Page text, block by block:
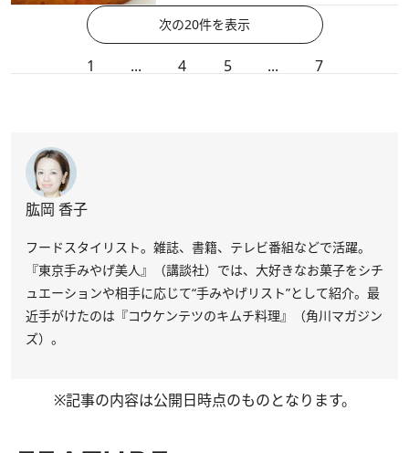
次の20件を表示
1 ... 4 5 ... 7
肱岡 香子
フードスタイリスト。雑誌、書籍、テレビ番組などで活躍。
『東京手みやげ美人』（講談社）では、大好きなお菓子をシチ
ュエーションや相手に応じて“手みやげリスト”として紹介。最
近手がけたのは『コウケンテツのキムチ料理』（角川マガジン
ズ）。
※記事の内容は公開日時点のものとなります。